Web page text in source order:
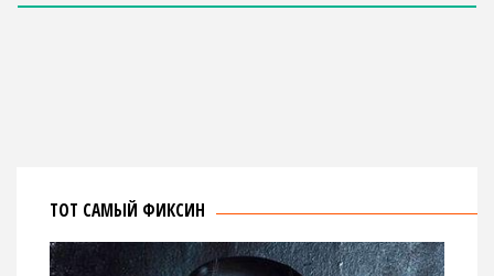
ТОТ САМЫЙ ФИКСИН